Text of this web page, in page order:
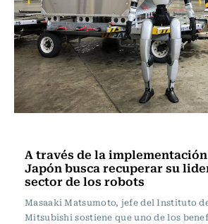
A través de la
Japón busca recuperar su
sector de los robots
Masaaki Matsumoto, jefe del Instituto
Mitsubishi sostiene que uno de los